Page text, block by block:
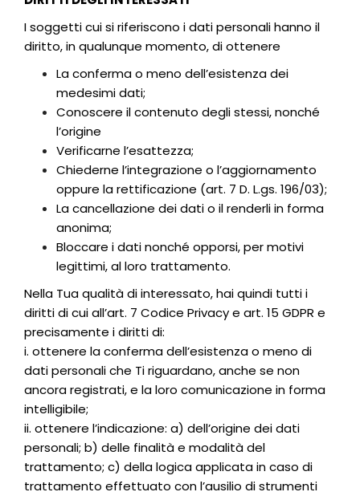
I soggetti cui si riferiscono i dati personali hanno il
diritto, in qualunque momento, di ottenere
La conferma o meno dell’esistenza dei
medesimi dati;
Conoscere il contenuto degli stessi, nonché
l’origine
Verificarne l’esattezza;
Chiederne l’integrazione o l’aggiornamento
oppure la rettificazione (art. 7 D. L.gs. 196/03);
La cancellazione dei dati o il renderli in forma
anonima;
Bloccare i dati nonché opporsi, per motivi
legittimi, al loro trattamento.
Nella Tua qualità di interessato, hai quindi tutti i
diritti di cui all’art. 7 Codice Privacy e art. 15 GDPR e
precisamente i diritti di:
i. ottenere la conferma dell’esistenza o meno di
dati personali che Ti riguardano, anche se non
ancora registrati, e la loro comunicazione in forma
intelligibile;
ii. ottenere l’indicazione: a) dell’origine dei dati
personali; b) delle finalità e modalità del
trattamento; c) della logica applicata in caso di
trattamento effettuato con l’ausilio di strumenti